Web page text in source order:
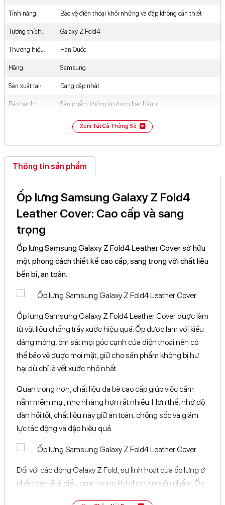
Tính năng: Bảo vệ điện thoại khỏi những va đập không cần thiết
Tương thích: Galaxy Z Fold4
Thương hiệu: Hàn Quốc
Hãng: Samsung
Sản xuất tại: Đang cập nhật
Bảo hành: Sản phẩm không áp dụng bảo hành
Xem Tất Cả Thông Số
Thông tin sản phẩm
Ốp lưng Samsung Galaxy Z Fold4
Leather Cover: Cao cấp và sang
trọng
Ốp lưng Samsung Galaxy Z Fold4 Leather Cover sở hữu
một phong cách thiết kế cao cấp, sang trọng với chất liệu
bền bỉ, an toàn.
Ốp lưng Samsung Galaxy Z Fold4 Leather Cover được làm
từ vật liệu chống trầy xước hiệu quả. Ốp được làm với kiểu
dáng mỏng, ôm sát mọi góc cạnh của điện thoại nên có
thể bảo vệ được mọi mặt, giữ cho sản phẩm không bị hư
hại dù chỉ là vết xước nhỏ nhất.
Quan trọng hơn, chất liệu da bê cao cấp giúp việc cầm
nắm mềm mại, nhẹ nhàng hơn rất nhiều. Hơn thế, nhờ độ
đàn hồi tốt, chất liệu này giữ an toàn, chống sốc và giảm
lực tác động va đập hiệu quả.
Đối với các dòng Galaxy Z Fold, sự linh hoạt của ốp lưng ở
phần bản lề là điều quan trọng khi chọn lựa sản phẩm. Ốp